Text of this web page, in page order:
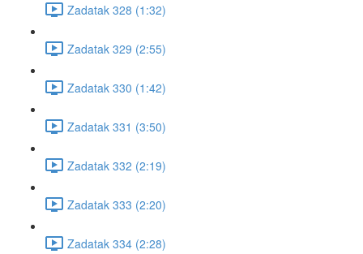
Zadatak 328 (1:32)
Zadatak 329 (2:55)
Zadatak 330 (1:42)
Zadatak 331 (3:50)
Zadatak 332 (2:19)
Zadatak 333 (2:20)
Zadatak 334 (2:28)